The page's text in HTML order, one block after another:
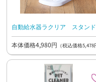
自動給水器ラクリア スタンド
本体価格4,980円 （税込価格5,478